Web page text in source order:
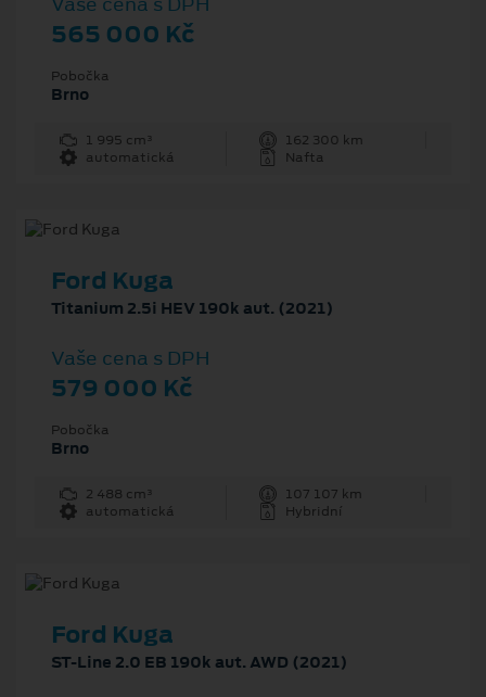
565 000 Kč
Pobočka
Brno
1 995 cm³
162 300 km
automatická
Nafta
Ford Kuga
Titanium 2.5i HEV 190k aut. (2021)
Vaše cena s DPH
579 000 Kč
Pobočka
Brno
2 488 cm³
107 107 km
automatická
Hybridní
Ford Kuga
ST-Line 2.0 EB 190k aut. AWD (2021)